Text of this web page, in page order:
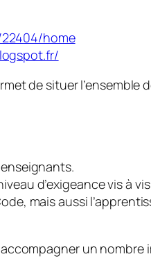
home
de situer l’ensemble
d’exigeance vis à
mais aussi
un nombre